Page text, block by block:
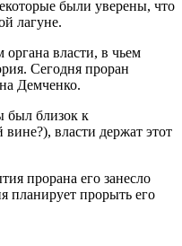
были уверены, что
лагуне.
власти, в чьем
Сегодня проран
Демченко.
был близок к
вине?), власти держат этот
прорана его занесло
планирует прорыть его